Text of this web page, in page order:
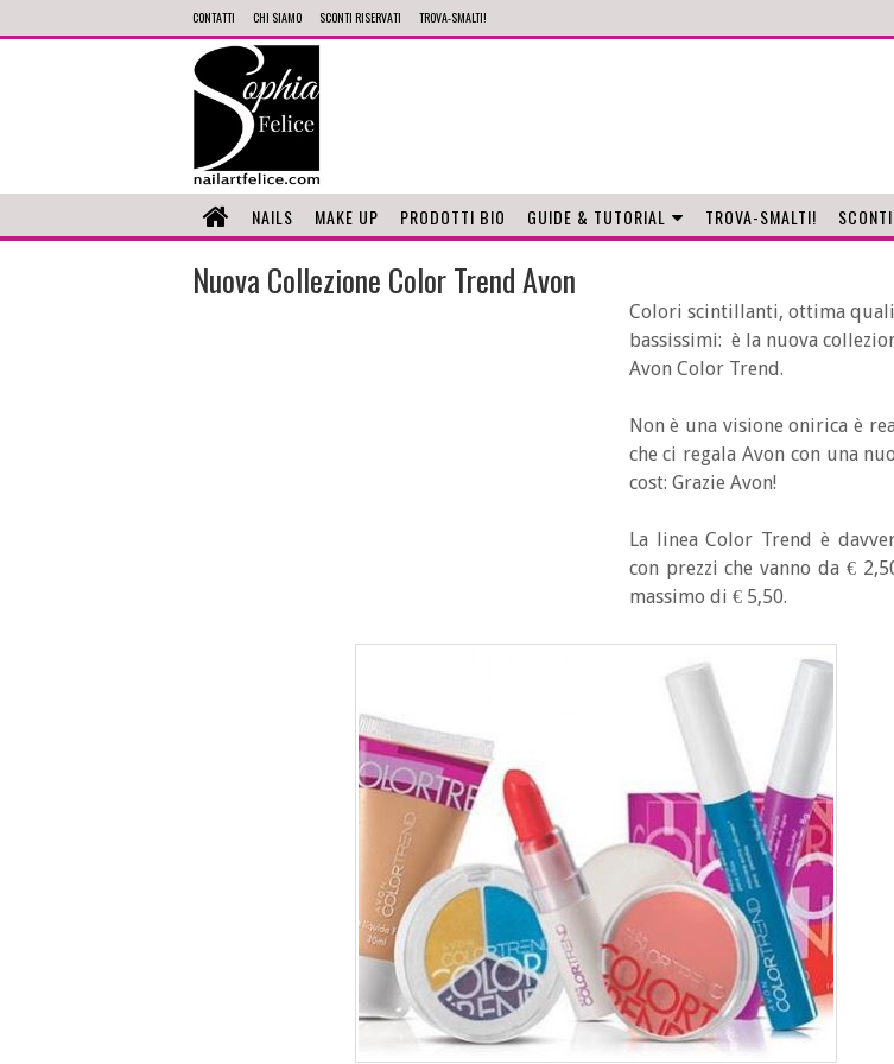
CONTATTI CHI SIAMO SCONTI RISERVATI TROVA-SMALTI!
NAILS MAKE UP PRODOTTI BIO GUIDE & TUTORIAL TROVA-SMALTI!
Nuova Collezione Color Trend Avon
Colori scintillanti, ottima
bassissimi: è la nuova
Avon Color Trend.
Non è una visione onirica è
che ci regala Avon con una
cost: Grazie Avon!
La linea Color Trend è
con prezzi che vanno da €
massimo di € 5,50.